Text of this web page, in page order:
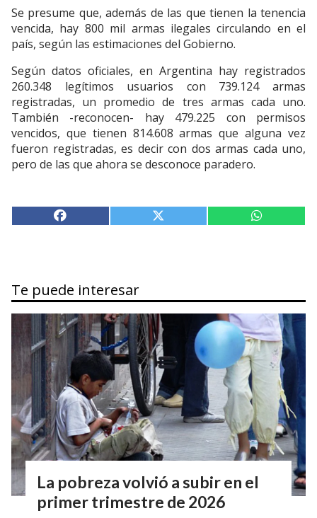
Se presume que, además de las que tienen la tenencia
vencida, hay 800 mil armas ilegales circulando en el
país, según las estimaciones del Gobierno.
Según datos oficiales, en Argentina hay registrados
260.348 legítimos usuarios con 739.124 armas
registradas, un promedio de tres armas cada uno.
También -reconocen- hay 479.225 con permisos
vencidos, que tienen 814.608 armas que alguna vez
fueron registradas, es decir con dos armas cada uno,
pero de las que ahora se desconoce paradero.
Te puede interesar
La pobreza volvió a subir en el
primer trimestre de 2026